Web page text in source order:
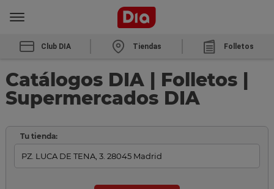
Club DIA Tiendas Folletos
Catálogos DIA | Folletos |
Supermercados DIA
Tu tienda: